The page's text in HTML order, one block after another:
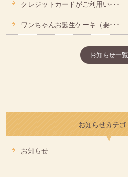
クレジットカードがご利用い･･･
ワンちゃんお誕生ケーキ（要･･･
お知らせ一覧
お知らせ